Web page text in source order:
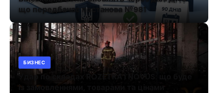
що передбачає постанова №981
БИЗНЕС
Удар по складах ROZETKA і NOVUS: що буде
із замовленнями, товарами та цінами